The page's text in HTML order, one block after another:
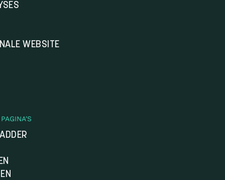
WEBSITE